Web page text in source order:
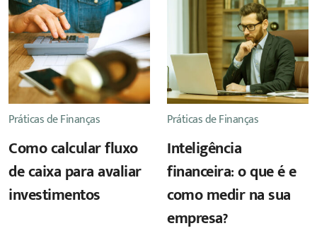
Práticas de Finanças
Como calcular fluxo
de caixa para avaliar
investimentos
Práticas de Finanças
Inteligência
financeira: o que é e
como medir na sua
empresa?